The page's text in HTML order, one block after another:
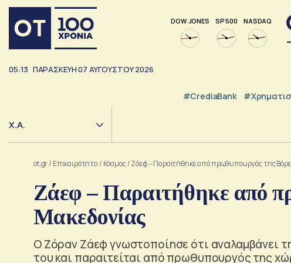
DOW JONES SP 500 NASDAQ
05:13 ΠΑΡΑΣΚΕΥΗ07 ΑΥΓΟΥΣΤΟΥ2026
#CrediaBank
Χ.Α.
ot.gr/ Επικαιρότητα / Κόσμος/Ζάεφ – Παραιτήθηκε από πρωθυπουργός της
Ζάεφ – Παραιτήθηκε από
Μακεδονίας
Ο Ζόραν Ζάεφ γνωστοποίησε ότι αναλαμβάνει
του και παραιτείται από πρωθυπουργός της